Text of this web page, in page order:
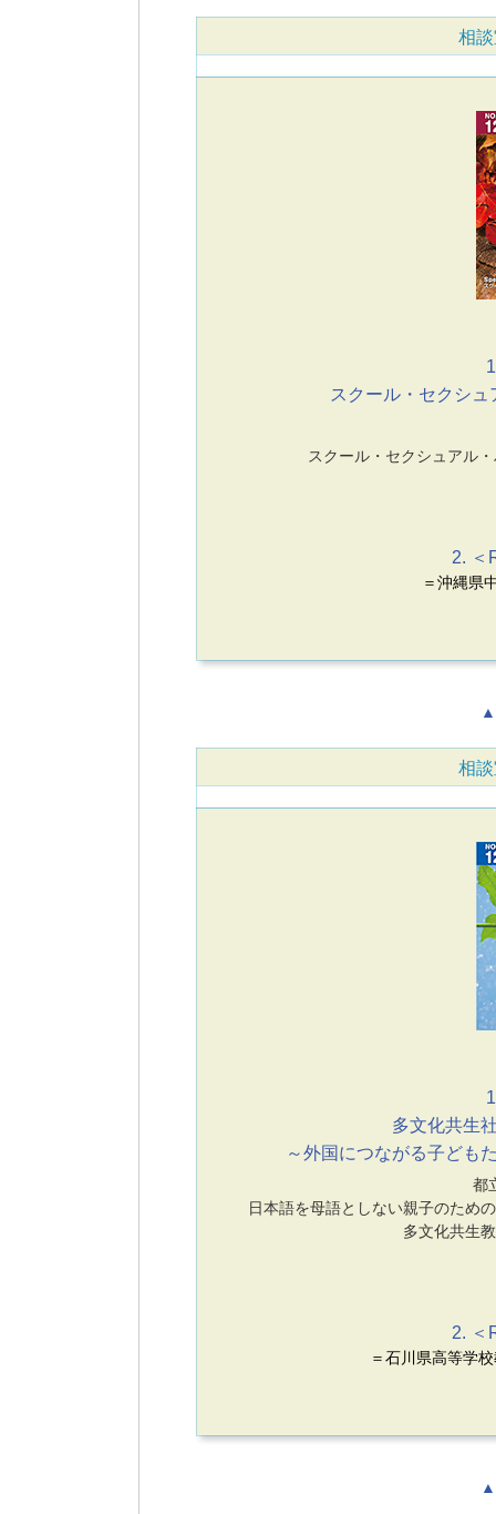
相
スクール・セクシ
スクール・セクシュアル
2. ＜
＝沖縄県
▲
相
多文化共生
～外国につながる子ども
都
日本語を母語としない親子のため
多文化共生
2. ＜
＝石川県高等学
▲